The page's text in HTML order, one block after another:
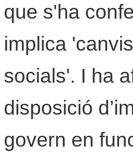
que s'ha
implica
socials'. I ha
disposició
govern en